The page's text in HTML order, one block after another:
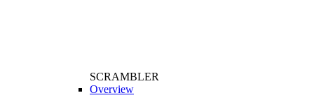
SCRAMBLER
Overview